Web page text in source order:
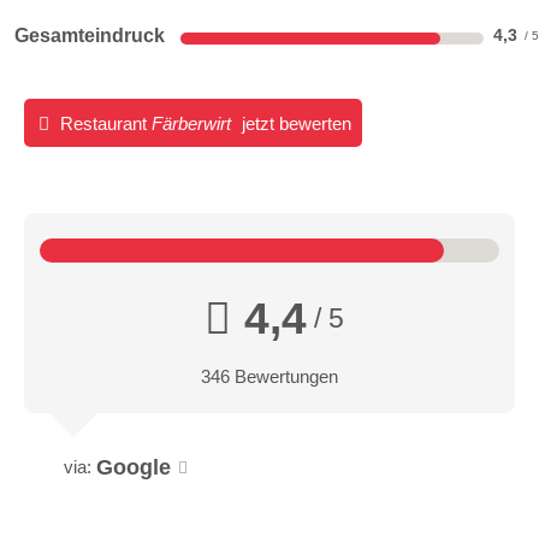
Gesamteindruck 4,3
Restaurant Färberwirt jetzt bewerten
4,4/ 5
346 Bewertungen
via: Google